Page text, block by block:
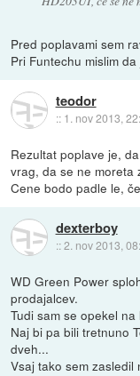
Pred poplavami sem
Pri Funtechu mislim
teodor
:: 1. nov 2013,
Rezultat poplave je,
vrag, da se ne moreta
Cene bodo padle le,
dexterboy
::2. nov 2013,
WD Green Power
prodajalcev.
Tudi sam se opekel
Naj bi pa bili tretnuno
dveh...
Vsaj tako sem